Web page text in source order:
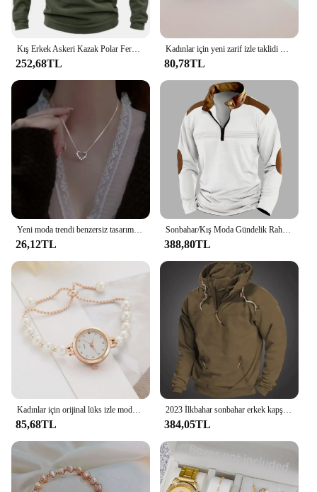
252,68TL 80,78TL
26,12TL
Sonbahar/Kış Moda Gündelik Rahat Düz Renk Fermuar Göğüs Pilili Şerit Patchwork Rahat Uzun Kollu POLO GÖMLEK
388,80TL
Kadınlar için orijinal lüks izle moda tasarım inci bilezik kayışı saatler bayanlar zarif kol saatleri hediyeler relojes para damas
85,68TL
2023 İlkbahar sonbahar erkek kapşonlu katı Vintage kazak gençlik spor gevşek Hoodie eşofman gündelik spor giyim moda erkek ceket
384,05TL